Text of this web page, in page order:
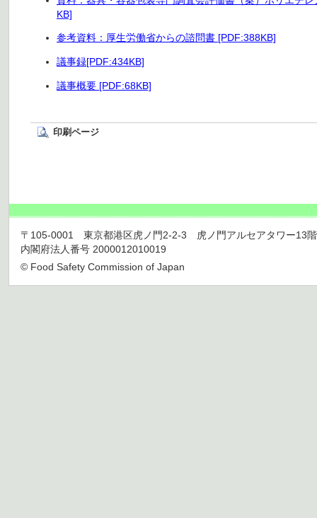
KB]
参考資料：厚生労働省からの諮問書 [PDF:388KB]
議事録[PDF:434KB]
議事概要 [PDF:68KB]
印刷ページ
〒105-0001 東京都港区虎ノ門2-2-3 虎ノ門アルセアタワー13
内閣府法人番号 2000012010019
© Food Safety Commission of Japan